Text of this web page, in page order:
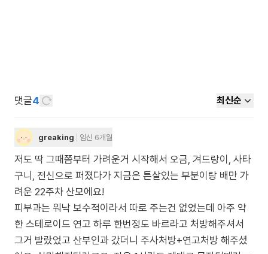
댓글4 최신순
greaking 임신 6개월
저도 딱 그때쯤부터 가려운거 시작해서 오금, 겨드랑이, 사타
구니, 전신으로 퍼졌다가 지금은 튼살있는 부분이랑 배만 가
려운 22주차 산모에요!
피부과는 워낙 보수적이라서 따로 주는건 없었는데 아주 약
한 스테로이드 연고 하루 한번정도 바르라고 처방해주셔서
그거 발랐었고 산부인과 갔더니 주사처방+연고처방 해주셨